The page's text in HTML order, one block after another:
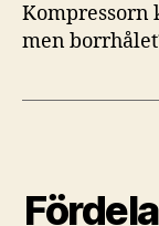
Kompressorn
men